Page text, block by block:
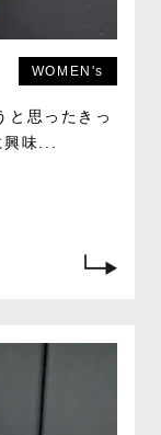
WOMEN's
思ったきっ
味...